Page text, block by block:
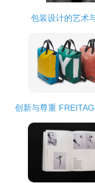
包装设计的艺术